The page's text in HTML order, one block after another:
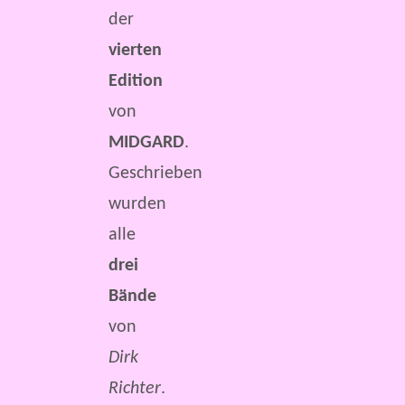
der
vierten
Edition
von
MIDGARD.
Geschrieben
wurden
alle
drei
Bände
von
Dirk
Richter.